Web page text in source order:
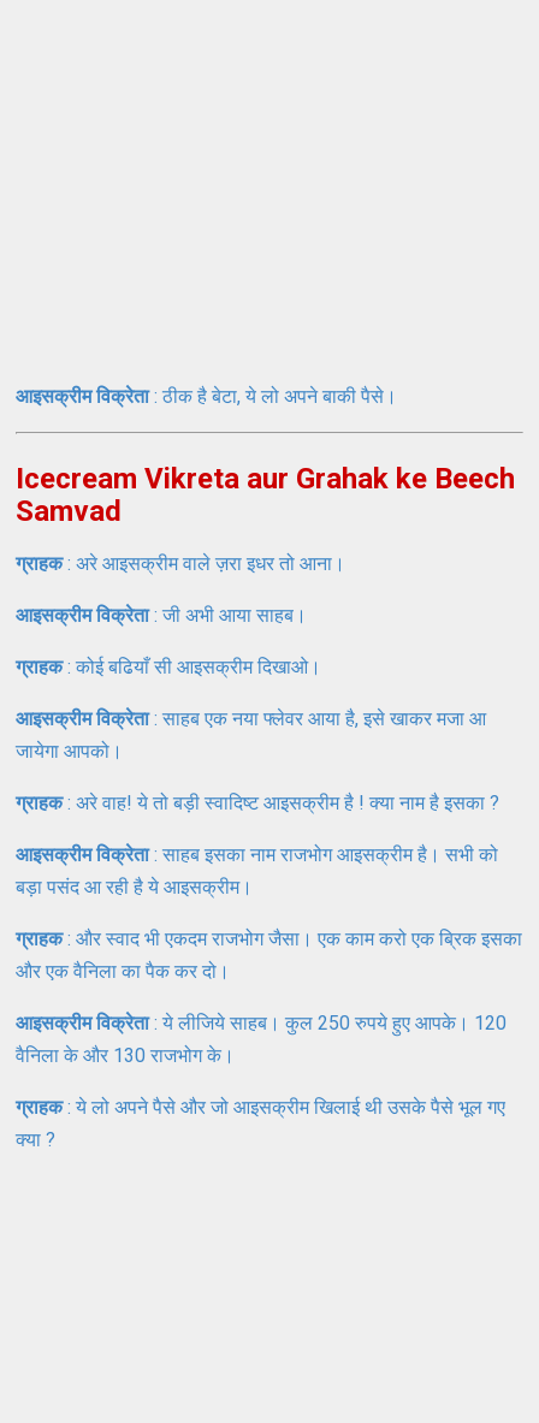
आइसक्रीम विक्रेता: ठीक है बेटा, ये लो अपने बाकी पैसे।
Icecream Vikreta aur Grahak ke Beech
Samvad
ग्राहक: अरे आइसक्रीम वाले ज़रा इधर तो आना।
आइसक्रीम विक्रेता: जी अभी आया साहब।
ग्राहक: कोई बढियाँ सी आइसक्रीम दिखाओ।
आइसक्रीम विक्रेता: साहब एक नया फ्लेवर आया है, इसे खाकर मजा आ
जायेगा आपको।
ग्राहक: अरे वाह! ये तो बड़ी स्वादिष्ट आइसक्रीम है ! क्या नाम है इसका ?
आइसक्रीम विक्रेता: साहब इसका नाम राजभोग आइसक्रीम है। सभी को
बड़ा पसंद आ रही है ये आइसक्रीम।
ग्राहक: और स्वाद भी एकदम राजभोग जैसा। एक काम करो एक ब्रिक इसका
और एक वैनिला का पैक कर दो।
आइसक्रीम विक्रेता: ये लीजिये साहब। कुल 250 रुपये हुए आपके। 120
वैनिला के और 130 राजभोग के।
ग्राहक: ये लो अपने पैसे और जो आइसक्रीम खिलाई थी उसके पैसे भूल गए
क्या ?